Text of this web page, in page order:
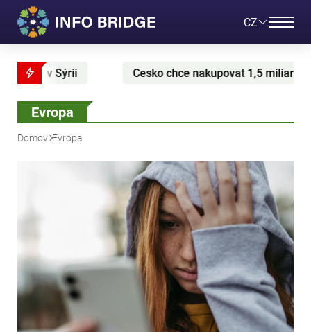
CZ
chce nakupovat 1,5 miliardy kubickych metru plynu z
Evropa
Domov Evropa